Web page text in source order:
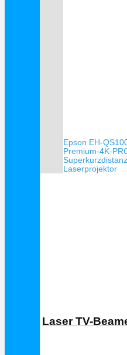
Epson EH-
Premium-4K-
Laserprojektor
Laser TV-